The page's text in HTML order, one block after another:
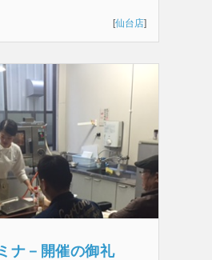
[仙台店]
ナ－開催の御礼